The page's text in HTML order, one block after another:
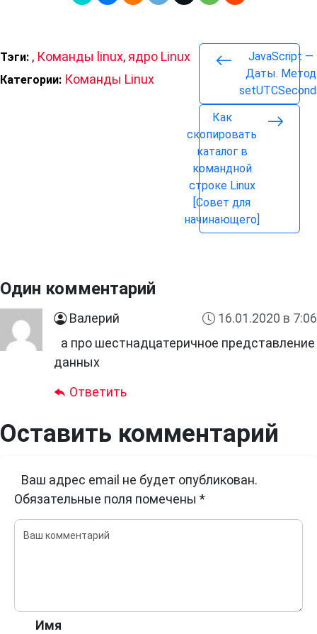
Тэги: , Команды linux,ядро Linux
Категории: Команды Linux
JavaScript —
Даты. Метод
Как
скопировать
каталог в
командной
строке Linux
[Совет для
начинающего]
Один комментарий
Валерий
16.01.2020 в 7:06
а про шестнадцатеричное представление
данных
Ответить
Оставить комментарий
Ваш адрес email не будет опубликован.
Обязательные поля помечены *
Имя